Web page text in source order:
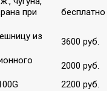
при
бесплатно
из
3600 руб.
2000 руб.
2200 руб.